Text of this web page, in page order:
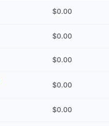
$0.00
$0.00
$0.00
$0.00
$0.00